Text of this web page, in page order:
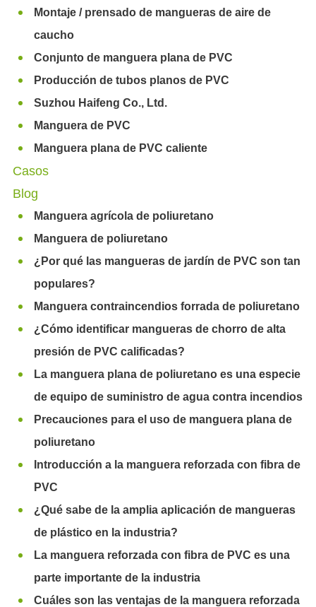
Montaje / prensado de mangueras de aire de
caucho
Conjunto de manguera plana de PVC
Producción de tubos planos de PVC
Suzhou Haifeng Co., Ltd.
Manguera de PVC
Manguera plana de PVC caliente
Casos
Blog
Manguera agrícola de poliuretano
Manguera de poliuretano
¿Por qué las mangueras de jardín de PVC son tan
populares?
Manguera contraincendios forrada de poliuretano
¿Cómo identificar mangueras de chorro de alta
presión de PVC calificadas?
La manguera plana de poliuretano es una especie
de equipo de suministro de agua contra incendios
Precauciones para el uso de manguera plana de
poliuretano
Introducción a la manguera reforzada con fibra de
PVC
¿Qué sabe de la amplia aplicación de mangueras
de plástico en la industria?
La manguera reforzada con fibra de PVC es una
parte importante de la industria
Cuáles son las ventajas de la manguera reforzada